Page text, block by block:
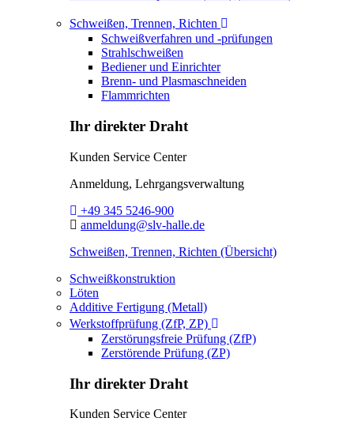
Schweißen, Trennen, Richten Toggle Dropdown
Schweißverfahren und -prüfungen
Strahlschweißen
Bediener und Einrichter
Brenn- und Plasmaschneiden
Flammrichten
Ihr direkter Draht
Kunden Service Center
Anmeldung, Lehrgangsverwaltung
Telefon:
+49 345 5246-900
E-Mail:
anmeldung@slv-halle.de
Schweißen, Trennen, Richten (Übersicht)
Schweißkonstruktion
Löten
Additive Fertigung (Metall)
Werkstoffprüfung (ZfP, ZP) Toggle Dropdown
Zerstörungsfreie Prüfung (ZfP)
Zerstörende Prüfung (ZP)
Ihr direkter Draht
Kunden Service Center